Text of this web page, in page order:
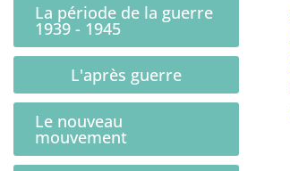
La période de la guerre
1939 - 1945
L'après guerre
Le nouveau
mouvement